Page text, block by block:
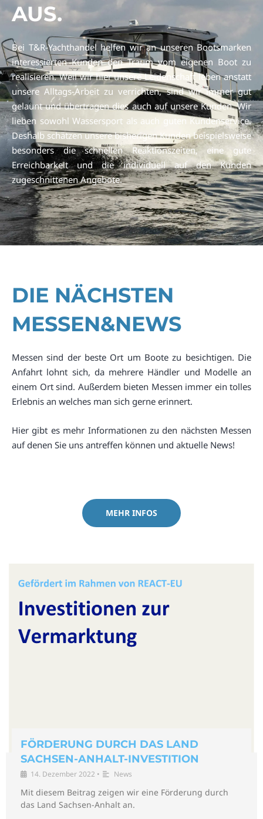
AUS.
Bei T&R-Yachthandel helfen wir an unseren Bootsmarken
interessierten Kunden den Traum vom eigenen Boot zu
realisieren. Weil wir hier unsere Leidenschaft leben anstatt
unsere Alltags-Arbeit zu verrichten, sind wir immer gut
gelaunt und übertragen dies auch auf unsere Kunden. Wir
lieben sowohl Wassersport als auch guten Kundenservice.
Deshalb schätzen unsere bisherigen Kunden beispielsweise
besonders die schnellen Reaktionszeiten, eine gute
Erreichbarkeit und die individuell auf den Kunden
zugeschnittenen Angebote.
DIE NÄCHSTEN
MESSEN&NEWS
Messen sind der beste Ort um Boote zu besichtigen. Die
Anfahrt lohnt sich, da mehrere Händler und Modelle an
einem Ort sind. Außerdem bieten Messen immer ein tolles
Erlebnis an welches man sich gerne erinnert.
Hier gibt es mehr Informationen zu den nächsten Messen
auf denen Sie uns antreffen können und aktuelle News!
MEHR INFOS
FÖRDERUNG DURCH DAS LAND
SACHSEN-ANHALT-INVESTITION
14. Dezember 2022 • News
Mit diesem Beitrag zeigen wir eine Förderung durch
das Land Sachsen-Anhalt an.